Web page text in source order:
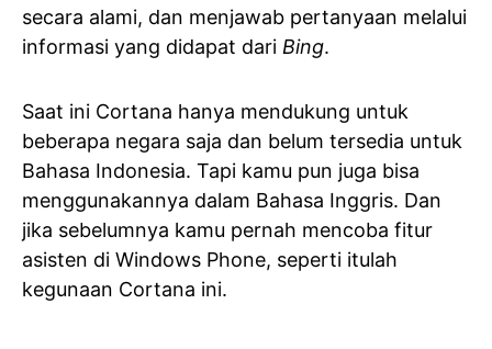
secara alami, dan menjawab pertanyaan melalui
informasi yang didapat dari Bing.
Saat ini Cortana hanya mendukung untuk
beberapa negara saja dan belum tersedia untuk
Bahasa Indonesia. Tapi kamu pun juga bisa
menggunakannya dalam Bahasa Inggris. Dan
jika sebelumnya kamu pernah mencoba fitur
asisten di Windows Phone, seperti itulah
kegunaan Cortana ini.